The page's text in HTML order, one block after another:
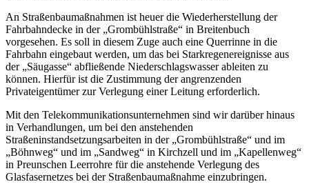
An Straßenbaumaßnahmen ist heuer die Wiederherstellung der
Fahrbahndecke in der „Grombühlstraße“ in Breitenbuch
vorgesehen. Es soll in diesem Zuge auch eine Querrinne in die
Fahrbahn eingebaut werden, um das bei Starkregenereignisse aus
der „Säugasse“ abfließende Niederschlagswasser ableiten zu
können. Hierfür ist die Zustimmung der angrenzenden
Privateigentümer zur Verlegung einer Leitung erforderlich.
Mit den Telekommunikationsunternehmen sind wir darüber hinaus
in Verhandlungen, um bei den anstehenden
Straßeninstandsetzungsarbeiten in der „Grombühlstraße“ und im
„Böhnweg“ und im „Sandweg“ in Kirchzell und im „Kapellenweg“
in Preunschen Leerrohre für die anstehende Verlegung des
Glasfasernetzes bei der Straßenbaumaßnahme einzubringen.